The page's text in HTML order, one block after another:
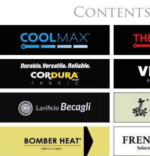
Contents